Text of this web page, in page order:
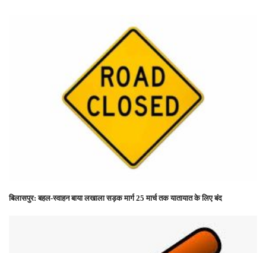
बिलासपुर: बहल-स्वाहन बाया लखाला सड़क मार्ग 25 मार्च तक यातायात के लिए बंद